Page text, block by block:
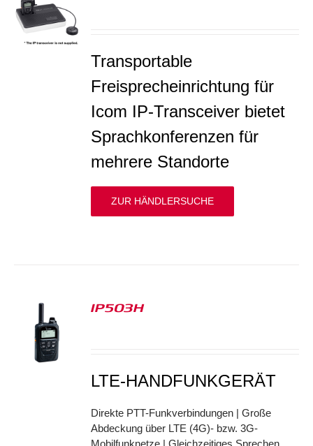
Transportable
Freisprecheinrichtung für
Icom IP-Transceiver bietet
Sprachkonferenzen für
mehrere Standorte
ZUR HÄNDLERSUCHE
IP503H
LTE-HANDFUNKGERÄT
Direkte PTT-Funkverbindungen | Große
Abdeckung über LTE (4G)- bzw. 3G-
Mobilfunknetze | Gleichzeitiges Sprechen